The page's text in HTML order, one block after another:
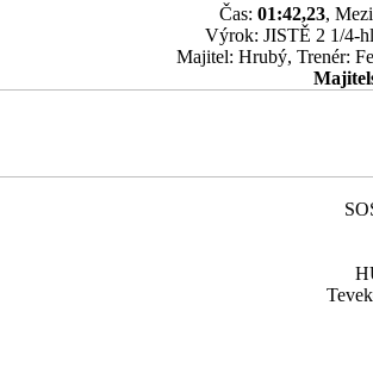
Čas: 01:42,23,
Výrok: JISTĚ 2 1/4-
Majitel: Hrubý, Trenér: